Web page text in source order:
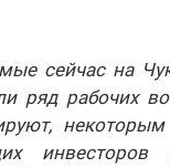
сейчас на
ряд рабочих
инвесторов